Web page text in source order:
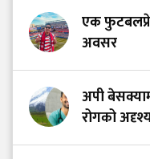
एक
अवसर
अपी
रोगको